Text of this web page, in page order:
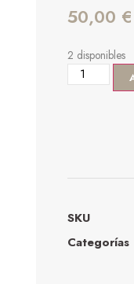
50,00 €
2 disponibles
SKU
Categorías